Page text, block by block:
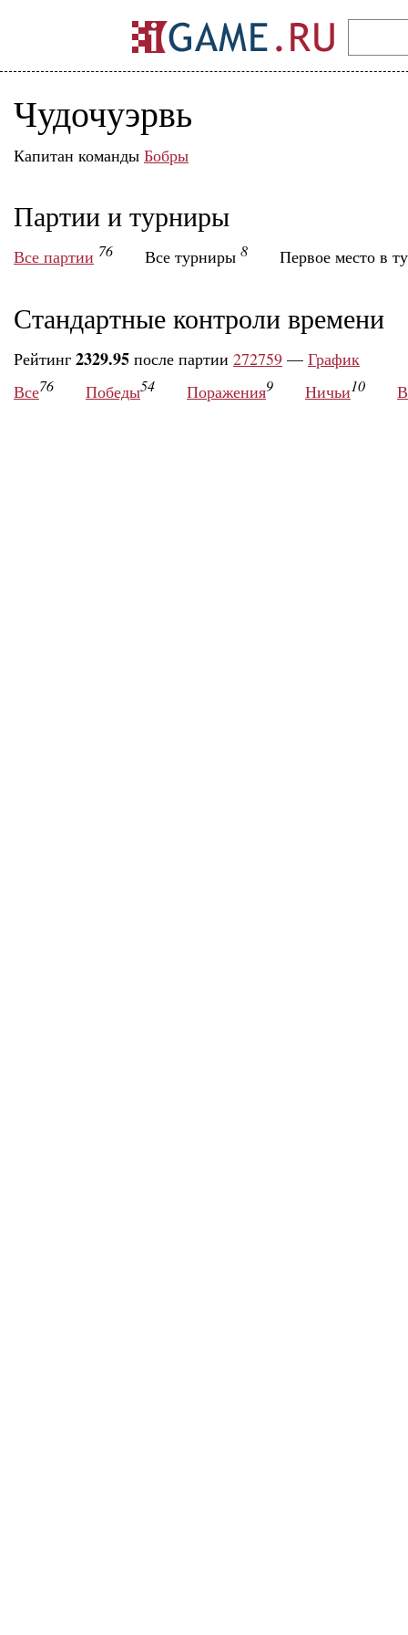
Чудочуэрвь
Капитан команды Бобры
Партии и турниры
Все партии 76 Все турниры 8 Первое место в
Стандартные контроли времени
Рейтинг 2329.95 после партии 272759 — График
Все76 Победы54 Поражения9 Ничьи10